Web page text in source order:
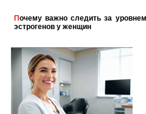
Почему важно следить за уровнем
эстрогенов у женщин